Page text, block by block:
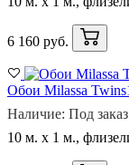
6 160 руб.
Обои Milassa
Наличие: Под заказ
10 м. x 1 м.,